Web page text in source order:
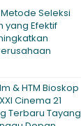
Seleksi
yang Efektif
& HTM Bioskop
Cinema 21
Terbaru Tayang